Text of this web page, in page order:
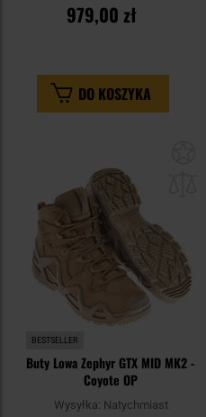
979,00 zł
DO KOSZYKA
BESTSELLER
Buty Lowa Zephyr GTX MID MK2 -
Coyote OP
Wysyłka: Natychmiast